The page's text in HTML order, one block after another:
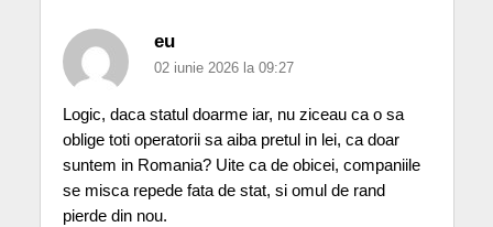
eu
02 iunie 2026 la 09:27
Logic, daca statul doarme iar, nu ziceau ca o sa
oblige toti operatorii sa aiba pretul in lei, ca doar
suntem in Romania? Uite ca de obicei, companiile
se misca repede fata de stat, si omul de rand
pierde din nou.